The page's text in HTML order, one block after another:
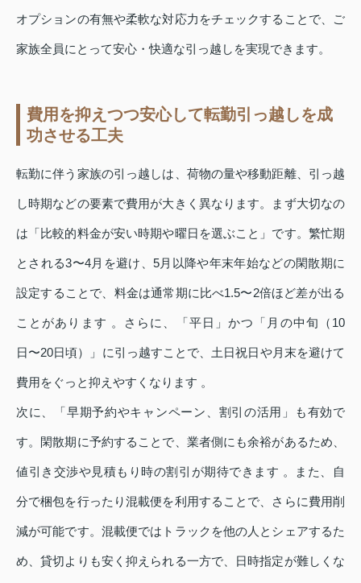
オプションの有無や柔軟な対応力をチェックすることで、ご
家族全員にとって安心・快適な引っ越しを実現できます。
費用を抑えつつ安心して転勤引っ越しを成
功させる工夫
転勤に伴う家族の引っ越しは、荷物の量や移動距離、引っ越
し時期などの要素で費用が大きく異なります。まず大切なの
は「比較的料金が安い時期や曜日を選ぶこと」です。繁忙期
とされる3〜4月を避け、5月以降や年末年始などの閑散期に
設定することで、料金は通常期に比べ1.5〜2倍ほど差が出る
ことがあります 。さらに、「平日」かつ「月の中旬（10
日〜20日頃）」に引っ越すことで、土日祝日や月末を避けて
費用をぐっと抑えやすくなります 。
次に、「早期予約やキャンペーン、割引の活用」も有効で
す。閑散期に予約することで、業者側にも余裕があるため、
値引き交渉や見積もり時の割引が期待できます 。また、自
分で梱包を行ったり混載便を利用することで、さらに費用削
減が可能です。混載便ではトラックを他の人とシェアするた
め、貸切よりも安く抑えられる一方で、日時指定が難しくな